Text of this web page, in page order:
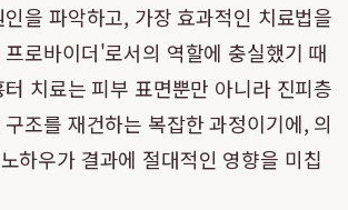
을 파악하고, 가장 효과적인 치료법을
로바이더'로서의 역할에 충실했기 때
치료는 피부 표면뿐만 아니라 진피층
조를 재건하는 복잡한 과정이기에, 의
하우가 결과에 절대적인 영향을 미칩